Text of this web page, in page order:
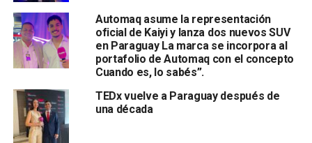
Automaq asume la representación
oficial de Kaiyi y lanza dos nuevos SUV
en Paraguay La marca se incorpora al
portafolio de Automaq con el concepto
Cuando es, lo sabés”.
TEDx vuelve a Paraguay después de
una década